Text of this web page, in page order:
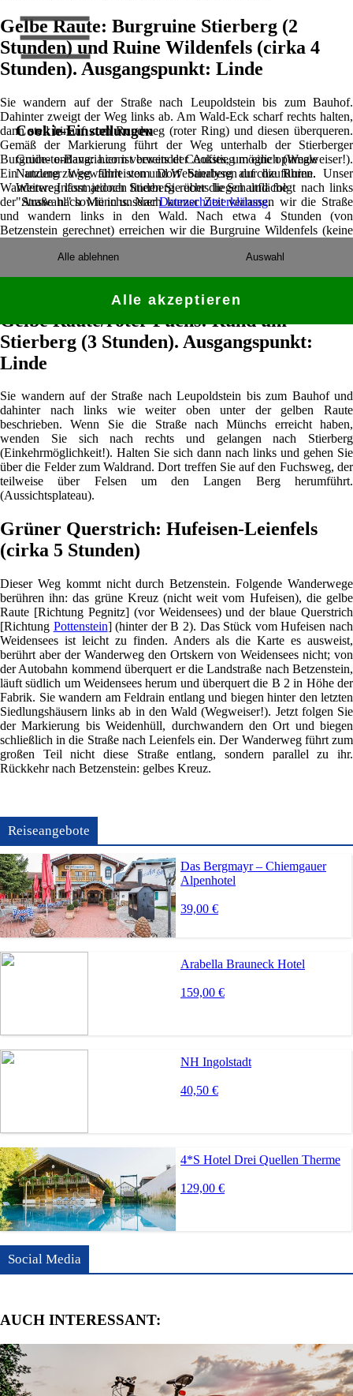
Gelbe Raute: Burgruine Stierberg (2
Stunden) und Ruine Wildenfels (cirka 4
Stunden). Ausgangspunkt: Linde
Sie wandern auf der Straße nach Leupoldstein bis zum Bauhof.
Dahinter zweigt der Weg links ab. Am Wald-Eck scharf rechts halten,
dann steil hinauf zum Rundweg (roter Ring) und diesen überqueren.
Gemäß der Markierung führt der Weg unterhalb der Stierberger
Burgruine entlang: hier ist bereits der Aufstieg möglich (Wegweiser!).
Ein anderer Weg führt vom Dorf Stierberg auf die Ruine. Unser
Wanderweg lässt jedoch Stierberg rechts liegen und folgt nach links
der Straße nach Münchs. Nach kurzer Zeit verlassen wir die Straße
und wandern links in den Wald. Nach etwa 4 Stunden (von
Betzenstein gerechnet) erreichen wir die Burgruine Wildenfels (keine
(markiert durch eine 5 im Dreieck) über Strahlenfels. Nach etwa 3,5
Gelbe Raute/roter Fuchs: Rund um
Stierberg (3 Stunden). Ausgangspunkt:
Linde
Sie wandern auf der Straße nach Leupoldstein bis zum Bauhof und
dahinter nach links wie weiter oben unter der gelben Raute
beschrieben. Wenn Sie die Straße nach Münchs erreicht haben,
wenden Sie sich nach rechts und gelangen nach Stierberg
(Einkehrmöglichkeit!). Halten Sie sich dann nach links und gehen Sie
über die Felder zum Waldrand. Dort treffen Sie auf den Fuchsweg, der
teilweise über Felsen um den Langen Berg herumführt.
(Aussichtsplateau).
Grüner Querstrich: Hufeisen-Leienfels
(cirka 5 Stunden)
Dieser Weg kommt nicht durch Betzenstein. Folgende Wanderwege
berühren ihn: das grüne Kreuz (nicht weit vom Hufeisen), die gelbe
Raute [Richtung Pegnitz] (vor Weidensees) und der blaue Querstrich
[Richtung Pottenstein] (hinter der B 2). Das Stück vom Hufeisen nach
Weidensees ist leicht zu finden. Anders als die Karte es ausweist,
berührt aber der Wanderweg den Ortskern von Weidensees nicht; von
der Autobahn kommend überquert er die Landstraße nach Betzenstein,
läuft südlich um Weidensees herum und überquert die B 2 in Höhe der
Fabrik. Sie wandern am Feldrain entlang und biegen hinter den letzten
Siedlungshäusern links ab in den Wald (Wegweiser!). Jetzt folgen Sie
der Markierung bis Weidenhüll, durchwandern den Ort und biegen
schließlich in die Straße nach Leienfels ein. Der Wanderweg führt zum
großen Teil nicht diese Straße entlang, sondern parallel zu ihr.
Rückkehr nach Betzenstein: gelbes Kreuz.
Reiseangebote
Das Bergmayr – Chiemgauer
Alpenhotel
39,00 €
Arabella Brauneck Hotel
159,00 €
NH Ingolstadt
40,50 €
4*S Hotel Drei Quellen Therme
129,00 €
Social Media
AUCH INTERESSANT:
Cookie-Einstellungen
Guide-to-Bavaria.com verwendet Cookies, um eine optimale
Nutzung zu gewährleisten und Webanalysen durchzuführen.
Weitere Informationen finden Sie über die Schaltfläche
"Auswahl" sowie in unsererDatenschutzerklärung.
Auswahl
Alle ablehnen
Alle akzeptieren